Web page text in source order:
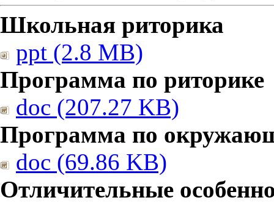
Школьная риторика
ppt (2.8 MB)
Программа по риторике
doc (207.27 KB)
Программа по
doc (69.86 KB)
Отличительные